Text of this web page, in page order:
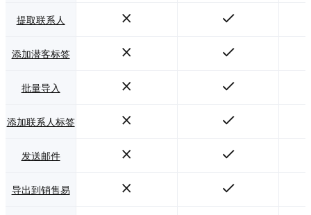
提取联系人
添加潜客标签
批量导入
添加联系人标签
发送邮件
导出到销售易